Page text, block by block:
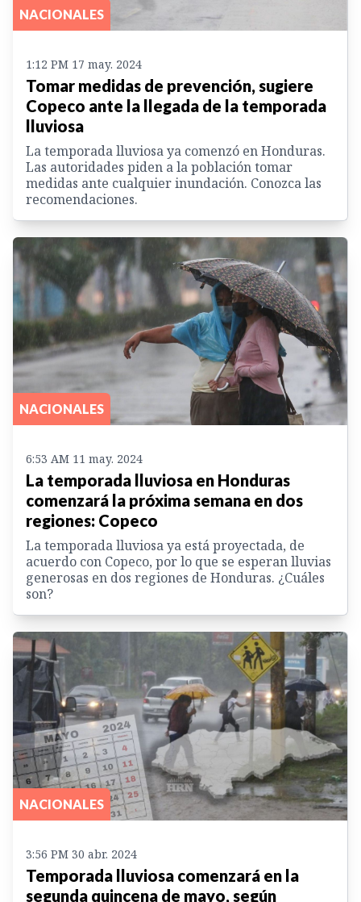
NACIONALES
1:12 PM 17 may. 2024
Tomar medidas de prevención, sugiere
Copeco ante la llegada de la temporada
lluviosa
La temporada lluviosa ya comenzó en Honduras.
Las autoridades piden a la población tomar
medidas ante cualquier inundación. Conozca las
recomendaciones.
NACIONALES
6:53 AM 11 may. 2024
La temporada lluviosa en Honduras
comenzará la próxima semana en dos
regiones: Copeco
La temporada lluviosa ya está proyectada, de
acuerdo con Copeco, por lo que se esperan lluvias
generosas en dos regiones de Honduras. ¿Cuáles
son?
NACIONALES
3:56 PM 30 abr. 2024
Temporada lluviosa comenzará en la
segunda quincena de mayo, según